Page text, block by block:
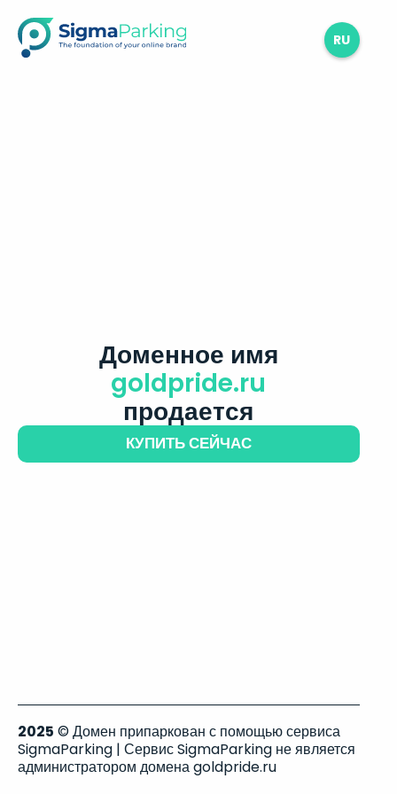
RU
Доменное имя
goldpride.ru
продается
КУПИТЬ СЕЙЧАС
2025 © Домен припаркован с помощью сервиса
SigmaParking | Сервис SigmaParking не является
администратором домена goldpride.ru